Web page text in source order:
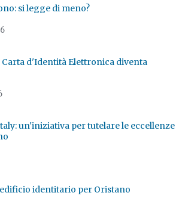
si legge di meno?
Carta d'Identità Elettronica diventa
un'iniziativa per tutelare le eccellenze
identitario per Oristano